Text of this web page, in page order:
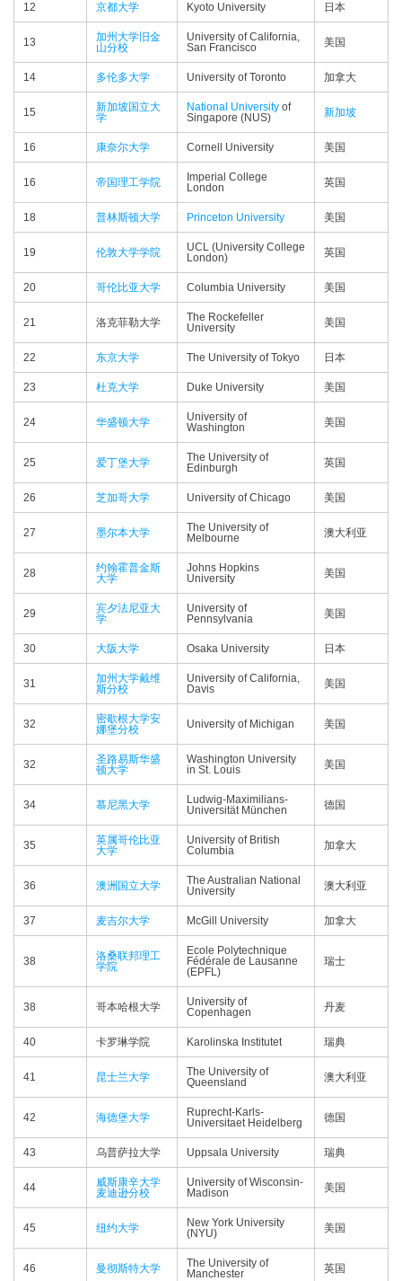
12 京都大学 Kyoto University 日本
13
加州大学旧金
山分校
University of California,
San Francisco
美国
14 多伦多大学 University of Toronto 加拿大
15
新加坡国立大
学
National University of
Singapore (NUS)
新加坡
16 康奈尔大学 Cornell University 美国
16 帝国理工学院
Imperial College
London
英国
18 普林斯顿大学 Princeton University 美国
19 伦敦大学学院
UCL (University College
London)
英国
20 哥伦比亚大学 Columbia University 美国
21 洛克菲勒大学
The Rockefeller
University
美国
22 东京大学 The University of Tokyo 日本
23 杜克大学 Duke University 美国
24 华盛顿大学
University of
Washington
美国
25 爱丁堡大学
The University of
Edinburgh
英国
26 芝加哥大学 University of Chicago 美国
27 墨尔本大学
The University of
Melbourne
澳大利亚
28
约翰霍普金斯
大学
Johns Hopkins
University
美国
29
宾夕法尼亚大
学
University of
Pennsylvania
美国
30 大阪大学 Osaka University 日本
31
加州大学戴维
斯分校
University of California,
Davis
美国
32
密歇根大学安
娜堡分校
University of Michigan 美国
32
圣路易斯华盛
顿大学
Washington University
in St. Louis
美国
34 慕尼黑大学
Ludwig-Maximilians-
Universität München
德国
35
英属哥伦比亚
大学
University of British
Columbia
加拿大
36 澳洲国立大学
The Australian National
University
澳大利亚
37 麦吉尔大学 McGill University 加拿大
38
洛桑联邦理工
学院
Ecole Polytechnique
Fédérale de Lausanne
(EPFL)
瑞士
38 哥本哈根大学
University of
Copenhagen
丹麦
40 卡罗琳学院 Karolinska Institutet 瑞典
41 昆士兰大学
The University of
Queensland
澳大利亚
42 海德堡大学
Ruprecht-Karls-
Universitaet Heidelberg
德国
43 乌普萨拉大学 Uppsala University 瑞典
44
威斯康辛大学
麦迪逊分校
University of Wisconsin-
Madison
美国
45 纽约大学
New York University
(NYU)
美国
46 曼彻斯特大学
The University of
Manchester
英国